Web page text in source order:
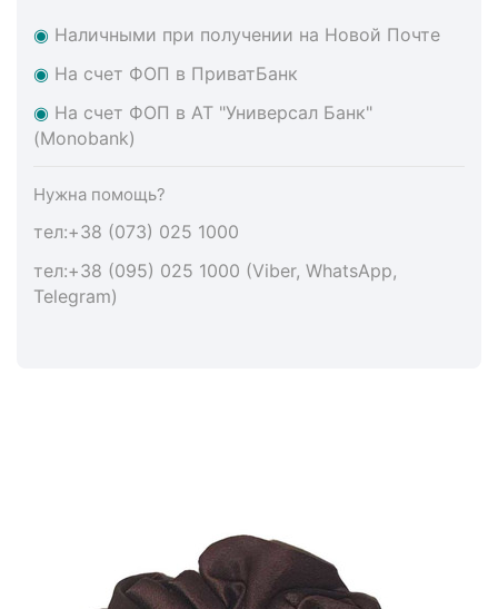
◉ Наличными при получении на Новой Почте
◉ На счет ФОП в ПриватБанк
◉ На счет ФОП в АТ "Универсал Банк"
(Monobank)
Нужна помощь?
тел:+38 (073) 025 1000
тел:+38 (095) 025 1000 (Viber, WhatsApp,
Telegram)